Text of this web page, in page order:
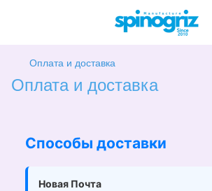
Оплата и доставка
Оплата и доставка
Способы доставки
Новая Почта